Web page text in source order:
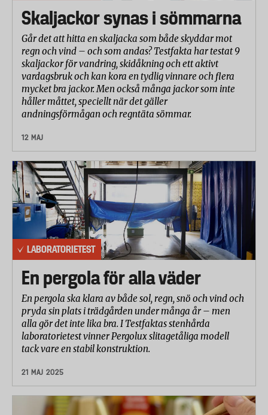
Skaljackor synas i sömmarna
Går det att hitta en skaljacka som både skyddar mot
regn och vind – och som andas? Testfakta har testat 9
skaljackor för vandring, skidåkning och ett aktivt
vardagsbruk och kan kora en tydlig vinnare och flera
mycket bra jackor. Men också många jackor som inte
håller måttet, speciellt när det gäller
andningsförmågan och regntäta sömmar.
12 MAJ
LABORATORIETEST
En pergola för alla väder
En pergola ska klara av både sol, regn, snö och vind och
pryda sin plats i trädgården under många år – men
alla gör det inte lika bra. I Testfaktas stenhårda
laboratorietest vinner Pergolux slitagetåliga modell
tack vare en stabil konstruktion.
21 MAJ 2025